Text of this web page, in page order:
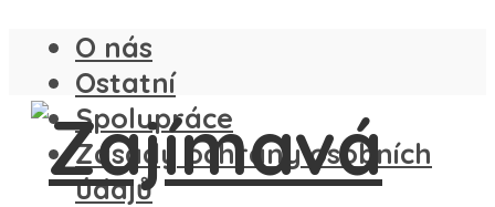
O nás
Ostatní
Spolupráce
Zásady ochrany osobních
údajů